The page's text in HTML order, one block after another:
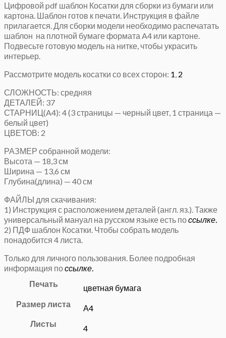
Цифровой pdf шаблон Косатки для сборки из бумаги или
картона. Шаблон готов к печати. Инструкция в файле
прилагается. Для сборки модели необходимо распечатать
шаблон на плотной бумаге формата A4 или картоне.
Подвесьте готовую модель на нитке, чтобы украсить
интерьер.
Рассмотрите модель косатки со всех сторон: 1, 2
СЛОЖНОСТЬ: средняя
ДЕТАЛЕЙ: 37
СТАРНИЦ(A4): 4 (3 страницы — черный цвет, 1 страница —
белый цвет)
ЦВЕТОВ: 2
РАЗМЕР собранной модели:
Высота — 18,3 см
Ширина — 13,6 см
Глубина(длина) — 40 см
ФАЙЛЫ для скачивания:
1) Инструкция с расположением деталей (англ. яз.). Также
универсальный мануал на русском языке есть поссылке.
2) ПДФ шаблон Косатки. Чтобы собрать модель
понадобится 4 листа.
Только для личного пользования. Более подробная
информация поссылке.
Печать
цветная бумага
Размер листа
А4
Листы
4